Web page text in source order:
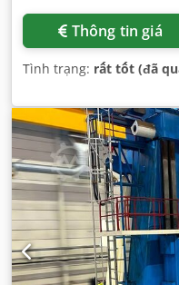
Thông tin giá
Tình trạng: rất tốt (đã